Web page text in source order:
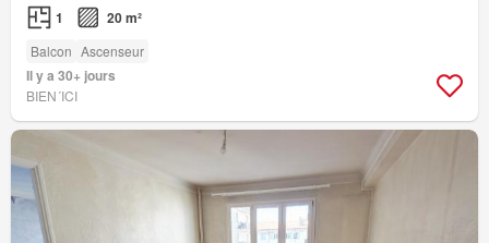
1 20 m²
Balcon Ascenseur
Il y a 30+ jours
BIEN´ICI